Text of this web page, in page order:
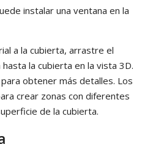
instalar una ventana en la
a la cubierta, arrastre el
la cubierta en la vista 3D.
para obtener más detalles. Los
crear zonas con diferentes
de la cubierta.